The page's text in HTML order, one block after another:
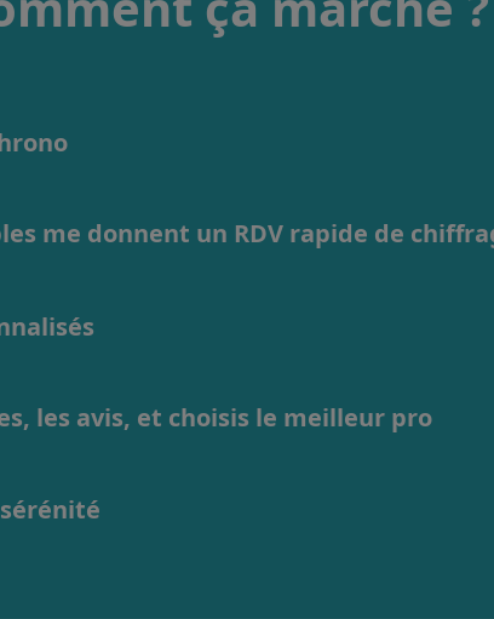
me donnent un RDV rapide de
les avis, et choisis le meilleur pro